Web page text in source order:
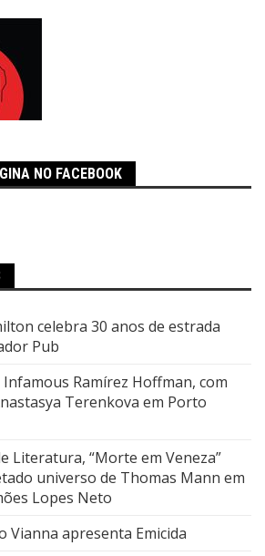
NO FACEBOOK
celebra 30 anos de estrada
Pub
Ramírez Hoffman, com
Terenkova em Porto
Literatura, “Morte em Veneza”
universo de Thomas Mann em
Lopes Neto
Vianna apresenta Emicida